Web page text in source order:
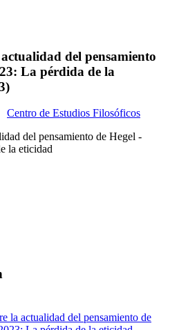
del pensamiento
La pérdida de la
Centro de Estudios Filosóficos
del pensamiento de Hegel -
la eticidad
la actualidad del pensamiento de